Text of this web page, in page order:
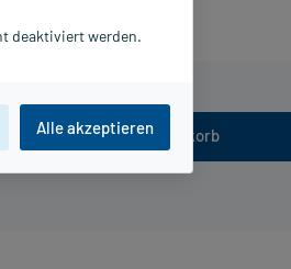
In den Warenkorb
deaktiviert werden.
Alle akzeptieren